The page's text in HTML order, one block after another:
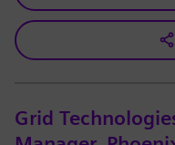
Grid